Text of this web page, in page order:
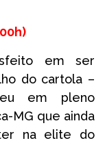
)
em ser
do cartola –
em pleno
MG que ainda
na elite do